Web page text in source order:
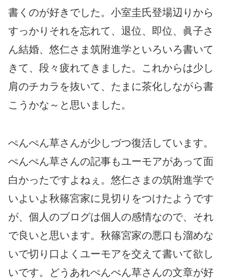
書くのが好きでした。小室圭氏登場辺りから
すっかりそれを忘れて、退位、即位、眞子さ
ん結婚、悠仁さま筑附進学といろいろ書いて
きて、段々疲れてきました。これからは少し
肩のチカラを抜いて、たまに茶化しながら書
こうかな～と思いました。
ぺんぺん草さんが少しづつ復活しています。
ぺんぺん草さんの記事もユーモアがあって面
白かったですよねぇ。悠仁さまの筑附進学で
いよいよ秋篠宮家に見切りをつけたようです
が、個人のブログは個人の感情なので、それ
で良いと思います。秋篠宮家の悪口も溜めな
いで切り口よくユーモアを交えて書いて欲し
いです。どうあれぺんぺん草さんの文章が好